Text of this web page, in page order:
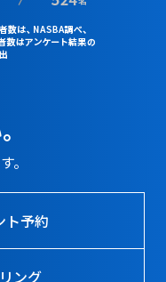
。
ト予約
ング